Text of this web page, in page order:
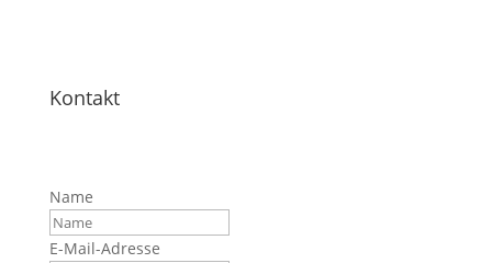
Kontakt
Name
E-Mail-Adresse